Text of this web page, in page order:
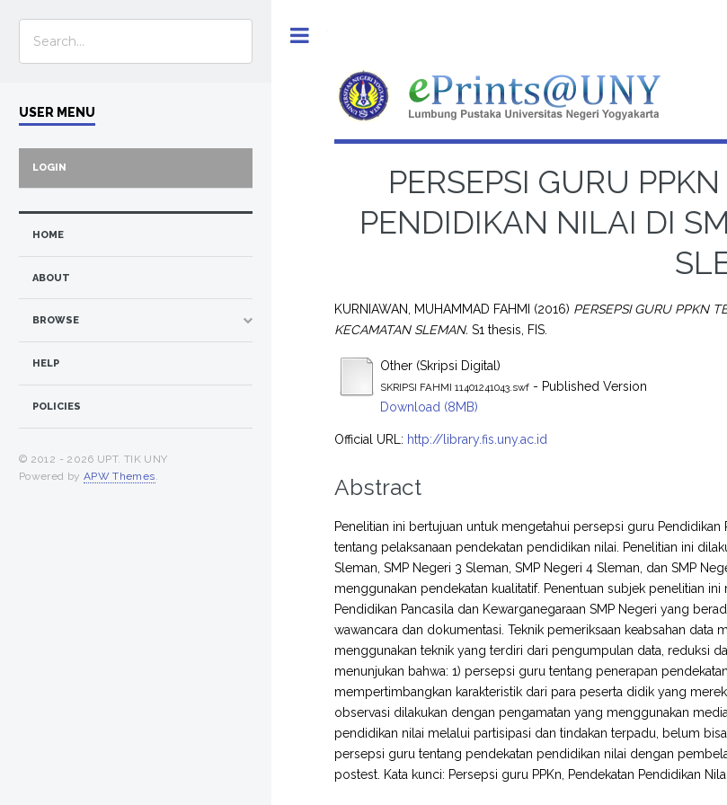
PERSEPSI GURU
PENDIDIKAN NILAI DI
KURNIAWAN, MUHAMMAD FAHMI (2016) PERSEPSI GURU PPKN
KECAMATAN SLEMAN. S1 thesis, FIS.
Other (Skripsi Digital)
SKRIPSI FAHMI 11401241043.swf - Published Version
Download (8MB)
Official URL: http://library.fis.uny.ac.id
Abstract
Penelitian ini bertujuan untuk mengetahui persepsi guru
tentang pelaksanaan pendekatan pendidikan nilai. Penelitian ini
Sleman, SMP Negeri 3 Sleman, SMP Negeri 4 Sleman, dan SMP
menggunakan pendekatan kualitatif. Penentuan subjek penelitian
Pendidikan Pancasila dan Kewarganegaraan SMP Negeri yang
wawancara dan dokumentasi. Teknik pemeriksaan keabsahan
menggunakan teknik yang terdiri dari pengumpulan data, reduksi
menunjukan bahwa: 1) persepsi guru tentang penerapan
mempertimbangkan karakteristik dari para peserta didik yang
observasi dilakukan dengan pengamatan yang menggunakan
pendidikan nilai melalui partisipasi dan tindakan terpadu, belum
persepsi guru tentang pendekatan pendidikan nilai dengan
postest. Kata kunci: Persepsi guru PPKn, Pendekatan Pendidikan Nilai
USER MENU
LOGIN
HOME
ABOUT
BROWSE
HELP
POLICIES
© 2012 - 2026 UPT. TIK UNY
Powered by APW Themes